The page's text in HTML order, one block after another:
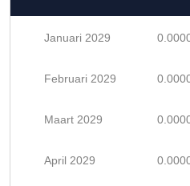
Januari 2029
Februari 2029
Maart 2029
April 2029